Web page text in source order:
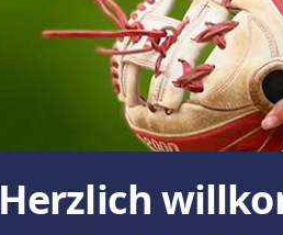
Herzlich